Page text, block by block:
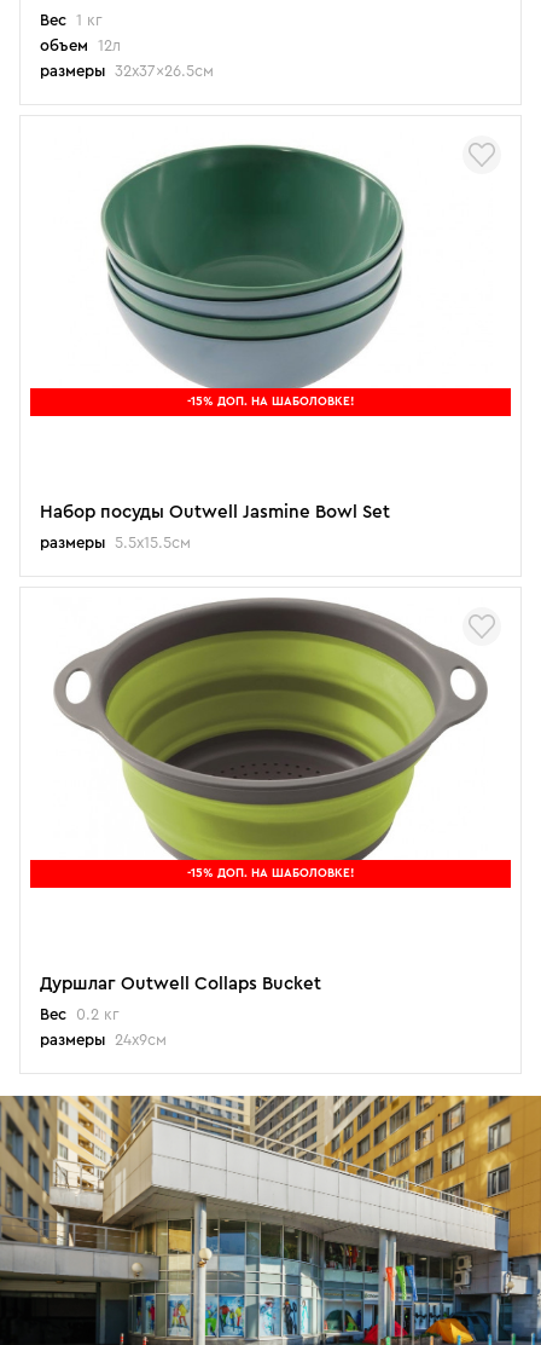
Вес
1 кг
объем
12л
размеры
32x37x26.5см
-15% ДОП. НА ШАБОЛОВКЕ!
Набор посуды Outwell Jasmine Bowl Set
размеры 5.5x15.5см
-15% ДОП. НА ШАБОЛОВКЕ!
Дуршлаг Outwell Collaps Bucket
Вес
0.2 кг
размеры
24x9см